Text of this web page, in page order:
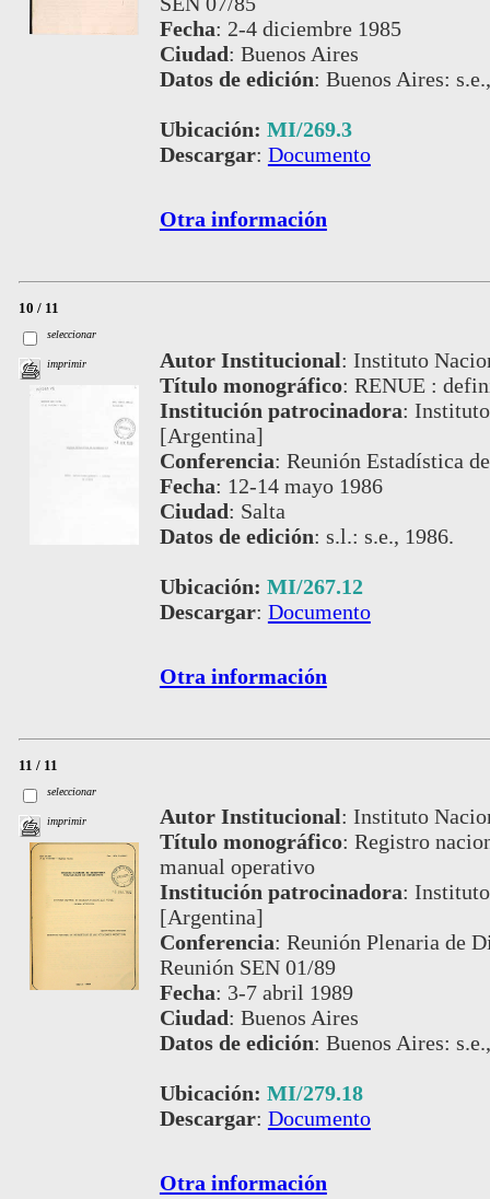
Fecha: 2-4 diciembre 1985
Ciudad: Buenos Aires
Datos de edición: Buenos Aires:
Ubicación: MI/269.3
Descargar: Documento
Otra información
10 / 11
seleccionar
imprimir Autor Institucional: Instituto
Título monográfico: RENUE :
Institución patrocinadora:
[Argentina]
Conferencia: Reunión Estadística
Fecha: 12-14 mayo 1986
Ciudad: Salta
Datos de edición: s.l.: s.e., 1986.
Ubicación: MI/267.12
Descargar: Documento
Otra información
11 / 11
seleccionar
imprimir Autor Institucional: Instituto
Título monográfico: Registro
manual operativo
Institución patrocinadora:
[Argentina]
Conferencia: Reunión Plenaria de
Reunión SEN 01/89
Fecha: 3-7 abril 1989
Ciudad: Buenos Aires
Datos de edición: Buenos Aires:
Ubicación: MI/279.18
Descargar: Documento
Otra información